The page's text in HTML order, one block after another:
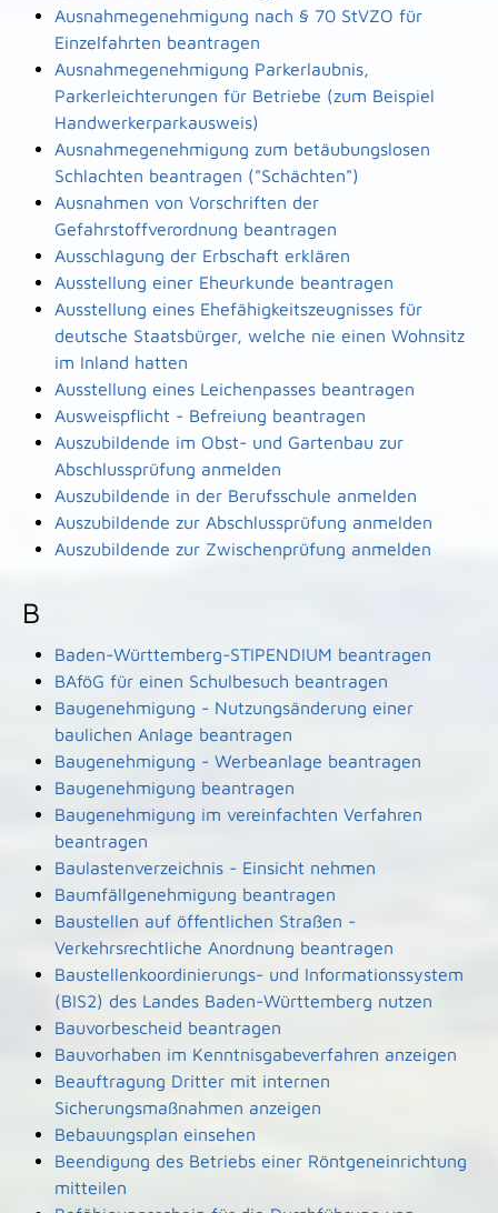
Ausnahmegenehmigung nach § 70 StVZO für
Einzelfahrten beantragen
Ausnahmegenehmigung Parkerlaubnis,
Parkerleichterungen für Betriebe (zum Beispiel
Handwerkerparkausweis)
Ausnahmegenehmigung zum betäubungslosen
Schlachten beantragen ("Schächten")
Ausnahmen von Vorschriften der
Gefahrstoffverordnung beantragen
Ausschlagung der Erbschaft erklären
Ausstellung einer Eheurkunde beantragen
Ausstellung eines Ehefähigkeitszeugnisses für
deutsche Staatsbürger, welche nie einen Wohnsitz
im Inland hatten
Ausstellung eines Leichenpasses beantragen
Ausweispflicht - Befreiung beantragen
Auszubildende im Obst- und Gartenbau zur
Abschlussprüfung anmelden
Auszubildende in der Berufsschule anmelden
Auszubildende zur Abschlussprüfung anmelden
Auszubildende zur Zwischenprüfung anmelden
B
Baden-Württemberg-STIPENDIUM beantragen
BAföG für einen Schulbesuch beantragen
Baugenehmigung - Nutzungsänderung einer
baulichen Anlage beantragen
Baugenehmigung - Werbeanlage beantragen
Baugenehmigung beantragen
Baugenehmigung im vereinfachten Verfahren
beantragen
Baulastenverzeichnis - Einsicht nehmen
Baumfällgenehmigung beantragen
Baustellen auf öffentlichen Straßen -
Verkehrsrechtliche Anordnung beantragen
Baustellenkoordinierungs- und Informationssystem
(BIS2) des Landes Baden-Württemberg nutzen
Bauvorbescheid beantragen
Bauvorhaben im Kenntnisgabeverfahren anzeigen
Beauftragung Dritter mit internen
Sicherungsmaßnahmen anzeigen
Bebauungsplan einsehen
Beendigung des Betriebs einer Röntgeneinrichtung
mitteilen